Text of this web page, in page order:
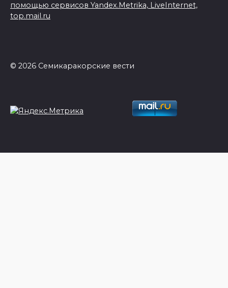
помощью сервисов Yandex.Metrika, LiveInternet,
top.mail.ru
© 2026 Семикаракорские вести